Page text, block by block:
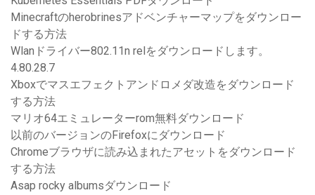
Minecraftのherobrinesアドベンチャーマップをダウンロー
ドする方法
Wlanドライバー802.11n relをダウンロードします。
4.80.28.7
Xboxでマスエフェクトアンドロメダ改造をダウンロード
する方法
マリオ64エミュレーターrom無料ダウンロード
以前のバージョンのFirefoxにダウンロード
Chromeブラウザに読み込まれたアセットをダウンロード
する方法
Asap rocky albumsダウンロード